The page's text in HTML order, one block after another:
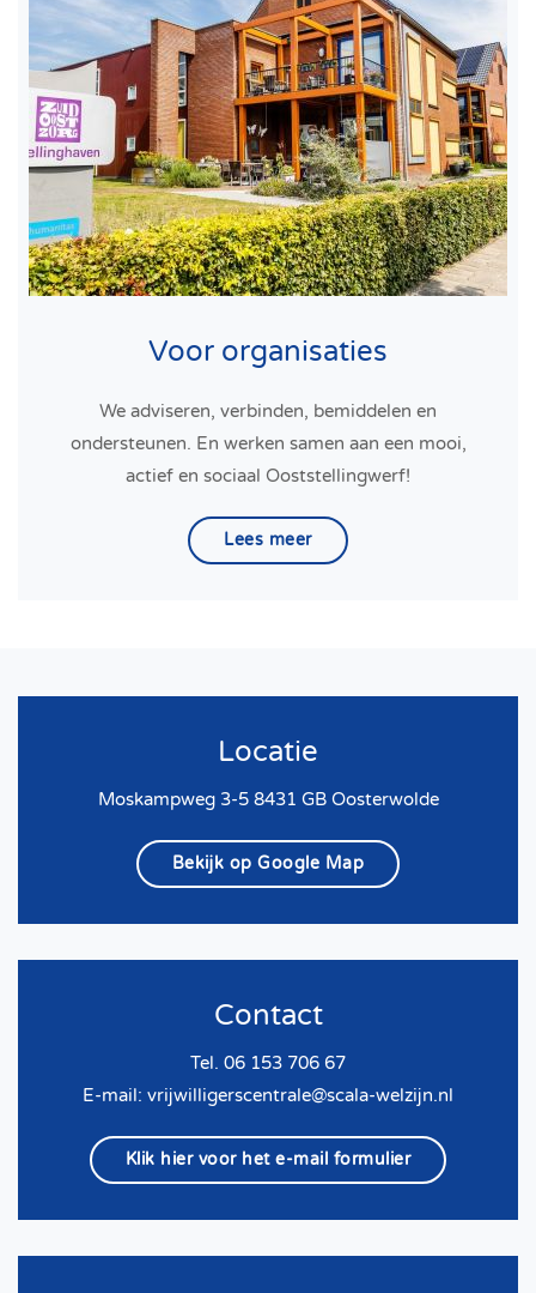
Voor organisaties
We adviseren, verbinden, bemiddelen en
ondersteunen. En werken samen aan een mooi,
actief en sociaal Ooststellingwerf!
Lees meer
Locatie
Moskampweg 3-5 8431 GB Oosterwolde
Bekijk op Google Map
Contact
Tel. 06 153 706 67
E-mail: vrijwilligerscentrale@scala-welzijn.nl
Klik hier voor het e-mail formulier